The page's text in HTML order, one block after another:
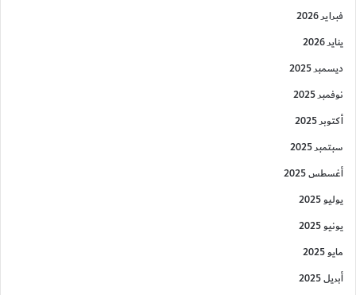
فبراير 2026
يناير 2026
ديسمبر 2025
نوفمبر 2025
أكتوبر 2025
سبتمبر 2025
أغسطس 2025
يوليو 2025
يونيو 2025
مايو 2025
أبريل 2025